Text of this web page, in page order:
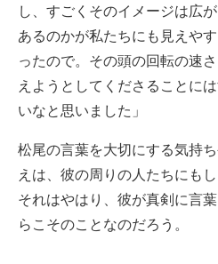
し、すごくそのイメージは広
あるのかが私たちにも見えや
ったので。その頭の回転の速
えようとしてくださることに
いなと思いました」
松尾の言葉を大切にする気持
えは、彼の周りの人たちにも
それはやはり、彼が真剣に言
らこそのことなのだろう。